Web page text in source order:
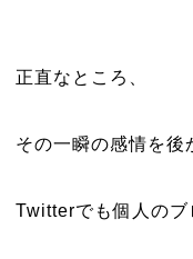
正直なところ、
その一瞬の感情を後
Twitterでも個人のブ